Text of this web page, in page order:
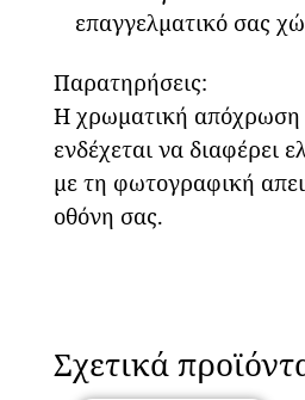
επαγγελματικό σας
Παρατηρήσεις:
Η χρωματική απόχρωση
ενδέχεται να διαφέρει
με τη φωτογραφική
οθόνη σας.
Σχετικά